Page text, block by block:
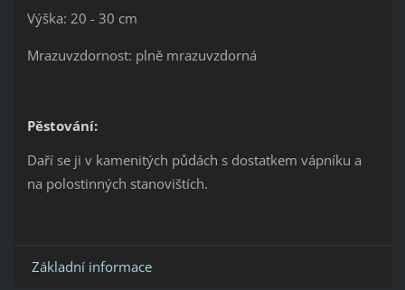
Výška: 20 - 30 cm
Mrazuvzdornost: plně mrazuvzdorná
Pěstování:
Daří se ji v kamenitých půdách s dostatkem vápníku a
na polostinných stanovištích.
Základní informace